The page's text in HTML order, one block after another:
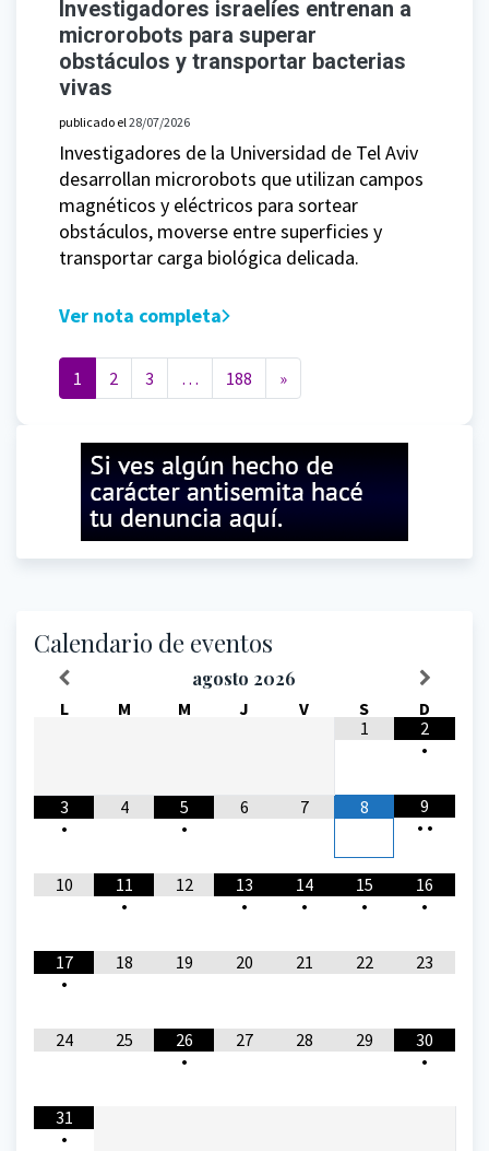
Investigadores israelíes entrenan a
microrobots para superar
obstáculos y transportar bacterias
vivas
publicado el 28/07/2026
Investigadores de la Universidad de Tel Aviv
desarrollan microrobots que utilizan campos
magnéticos y eléctricos para sortear
obstáculos, moverse entre superficies y
transportar carga biológica delicada.
Ver nota completa
Navegación de entradas
1 2 3 … 188 »
Calendario de eventos
agosto 2026
L M M J V S
D
1
2
•
3
•
4
5
•
6 7 8
9
• •
10
11
•
12
13
•
14
•
15
•
16
•
17
•
18 19 20 21 22 23
24 25
26
•
27 28 29
30
•
31
•